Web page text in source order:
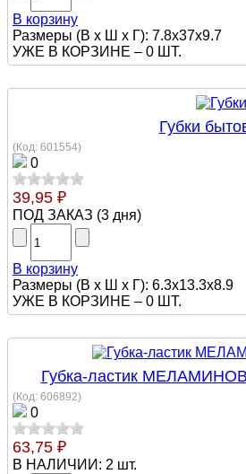
В корзину
Размеры (В х Ш х Г): 7.8x37x9.7
УЖЕ В КОРЗИНЕ – 0 ШТ.
Губки
(Код: 601554)
0
39,95 ₽
ПОД ЗАКАЗ (3 дня)
В корзину
Размеры (В х Ш х Г): 6.3x13.3x8.9
УЖЕ В КОРЗИНЕ – 0 ШТ.
Губка-ластик
(Код: 606892)
0
63,75 ₽
В НАЛИЧИИ: 2 шт.